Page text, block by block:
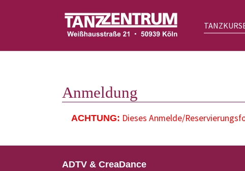
Anmeldung
ACHTUNG: Dieses Anmelde/
ADTV & CreaDance